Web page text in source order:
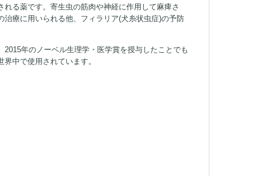
る薬です。寄生虫の筋肉や神経に作用して麻痺さ
療に用いられる他、フィラリア(犬糸状虫症)の予防
年のノーベル生理学・医学賞を授与したことでも
中で使用されています。